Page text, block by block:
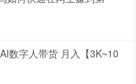
数字人带货 月入【3K~10